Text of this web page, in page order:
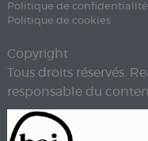
Politique de confidentialité
Politique de cookies
Copyright
Tous droits réservés.
responsable du